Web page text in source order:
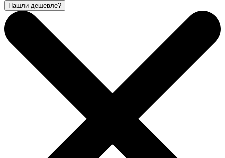
Нашли дешевле?